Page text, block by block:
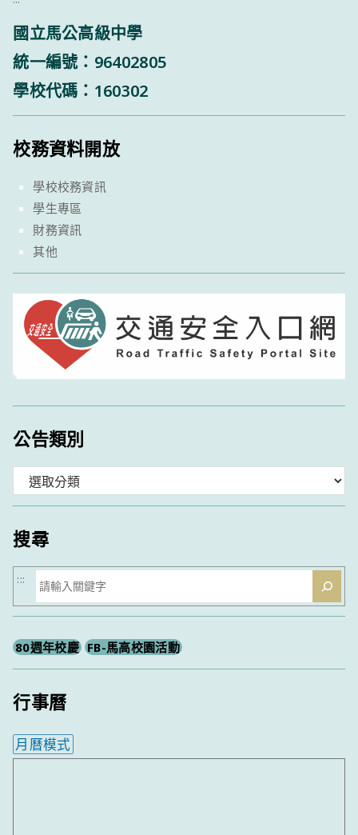
國立馬公高級中學
統一編號：96402805
學校代碼：160302
校務資料開放
學校校務資訊
學生專區
財務資訊
其他
公告類別
類
搜尋
搜
尋
:::
80週年校慶 FB-馬高校園活動
行事曆
月曆模式